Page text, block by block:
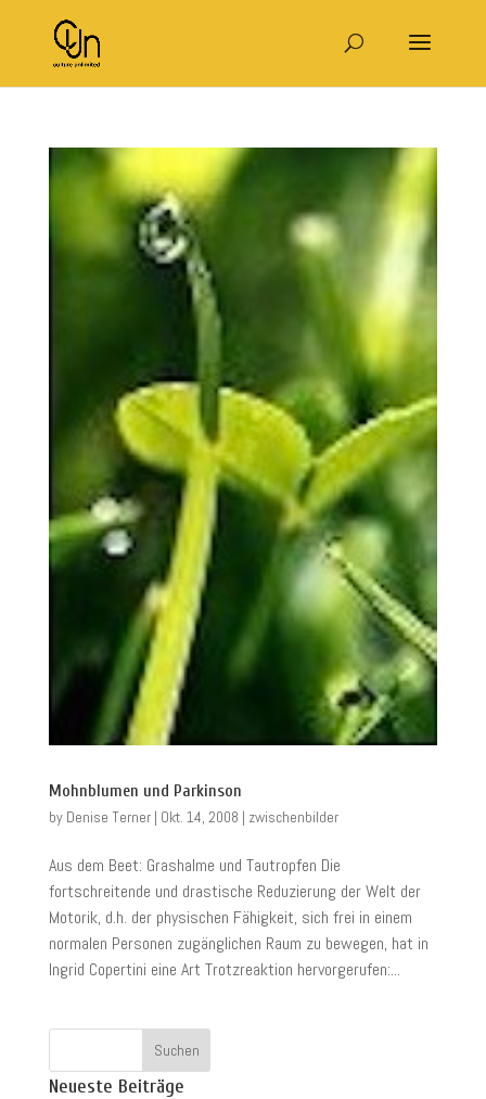
Mohnblumen und Parkinson
by Denise Terner| Okt. 14, 2008 | zwischenbilder
Aus dem Beet: Grashalme und Tautropfen Die
fortschreitende und drastische Reduzierung der Welt der
Motorik, d.h. der physischen Fähigkeit, sich frei in einem
normalen Personen zugänglichen Raum zu bewegen, hat in
Ingrid Copertini eine Art Trotzreaktion hervorgerufen:...
Neueste Beiträge